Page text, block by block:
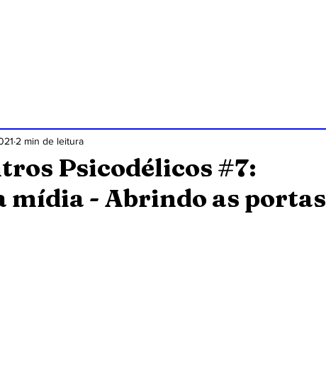
Psicodélicos #7:
mídia - Abrindo as portas
2 min de leitura